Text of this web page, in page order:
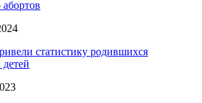
статистику родившихся